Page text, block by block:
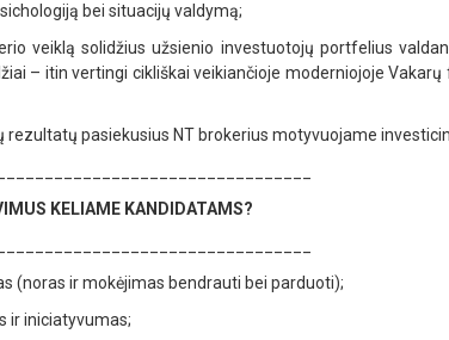
bei situacijų valdymą;
veiklą solidžius užsienio investuotojų portfelius
– itin vertingi cikliškai veikiančioje moderniojoje
rezultatų pasiekusius NT brokerius motyvuojame
KELIAME KANDIDATAMS?
(noras ir mokėjimas bendrauti bei parduoti);
ir iniciatyvumas;